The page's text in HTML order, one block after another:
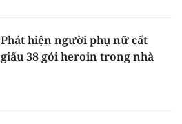
Phát hiện người phụ nữ cất
giấu 38 gói heroin trong nhà